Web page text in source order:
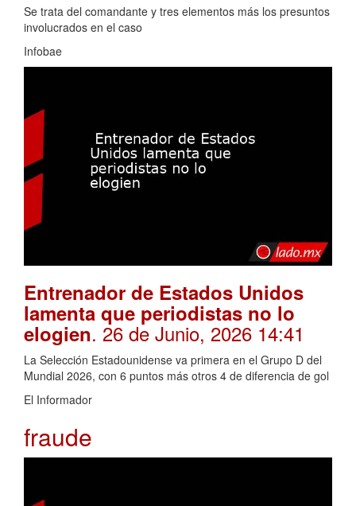
Se trata del comandante y tres elementos más los presuntos
involucrados en el caso
Infobae
Entrenador de Estados Unidos
lamenta que periodistas no lo
elogien. 26 de Junio, 2026 14:41
La Selección Estadounidense va primera en el Grupo D del
Mundial 2026, con 6 puntos más otros 4 de diferencia de gol
El Informador
fraude